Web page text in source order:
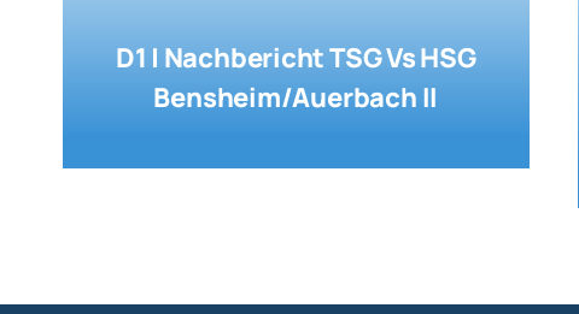
D1 | Nachbericht TSG Vs HSG
Bensheim/Auerbach II